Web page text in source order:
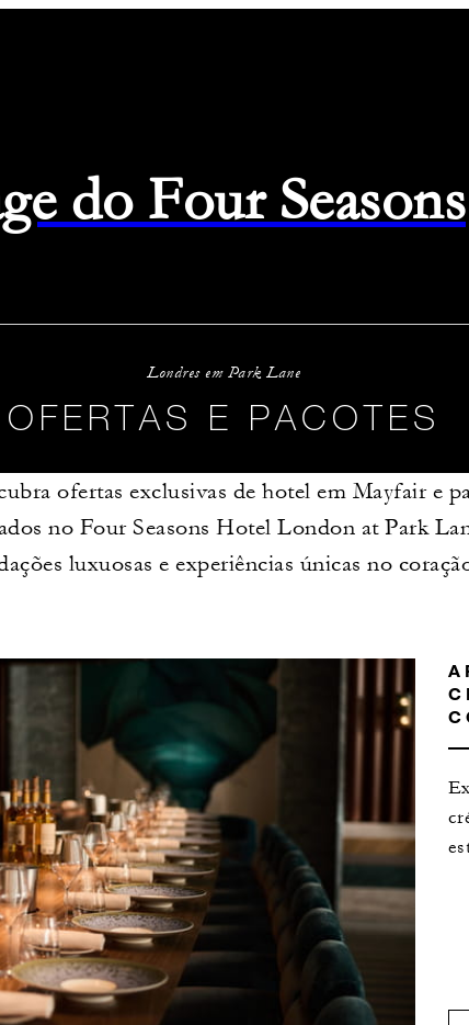
do Four Seasons
Londres em Park Lane
OFERTAS E PACOTES
ofertas exclusivas de hotel em Mayfair e
no Four Seasons Hotel London at Park
luxuosas e experiências únicas no